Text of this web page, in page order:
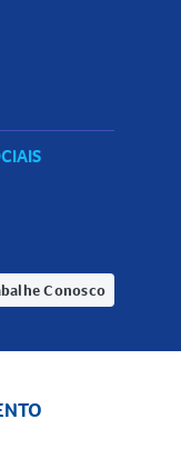
Conosco